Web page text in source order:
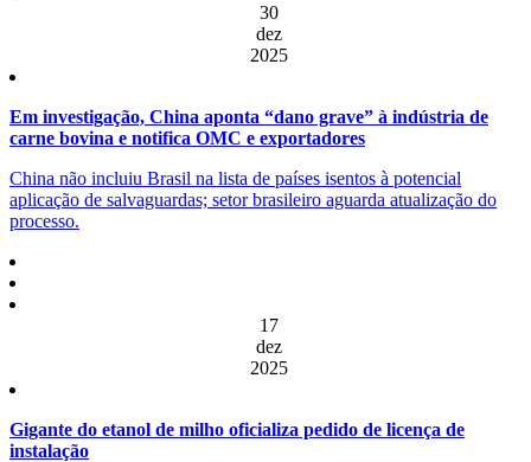
30
dez
2025
Em investigação, China aponta “dano grave” à indústria de
carne bovina e notifica OMC e exportadores
China não incluiu Brasil na lista de países isentos à potencial
aplicação de salvaguardas; setor brasileiro aguarda atualização do
processo.
17
dez
2025
Gigante do etanol de milho oficializa pedido de licença de
instalação